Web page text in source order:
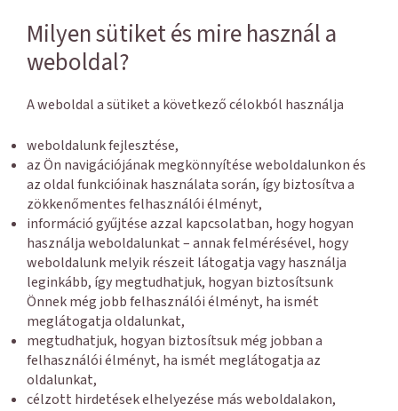
Milyen sütiket és mire használ a
weboldal?
A weboldal a sütiket a következő célokból használja
weboldalunk fejlesztése,
az Ön navigációjának megkönnyítése weboldalunkon és
az oldal funkcióinak használata során, így biztosítva a
zökkenőmentes felhasználói élményt,
információ gyűjtése azzal kapcsolatban, hogy hogyan
használja weboldalunkat – annak felmérésével, hogy
weboldalunk melyik részeit látogatja vagy használja
leginkább, így megtudhatjuk, hogyan biztosítsunk
Önnek még jobb felhasználói élményt, ha ismét
meglátogatja oldalunkat,
megtudhatjuk, hogyan biztosítsuk még jobban a
felhasználói élményt, ha ismét meglátogatja az
oldalunkat,
célzott hirdetések elhelyezése más weboldalakon,